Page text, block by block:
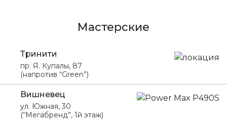
Мастерские
Тринити
пр. Я. Купалы, 87
(напротив “Green”)
Вишневец
ул. Южная, 30
(“Мегабренд”, 1й этаж)